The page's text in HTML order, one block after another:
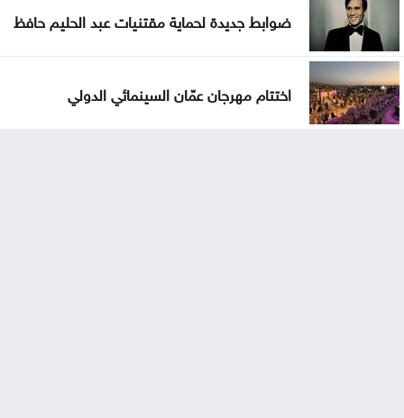
ضوابط جديدة لحماية مقتنيات عبد الحليم حافظ
اختتام مهرجان عمّان السينمائي الدولي